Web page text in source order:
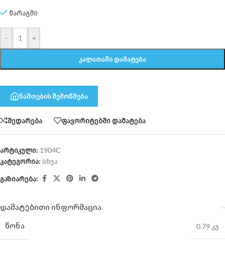
მარაგში
- +
ᲙᲐᲚᲐᲗᲐᲨᲘ ᲓᲐᲛᲐᲢᲔᲑᲐ
ნაშთების შემოწმება
შედარება ფავორიტებში დამატება
არტიკული: 1904C
კატეგორია: სხვა
გაზიარება:
დამატებითი ინფორმაცია
ᲬᲝᲜᲐ
0.79 კგ